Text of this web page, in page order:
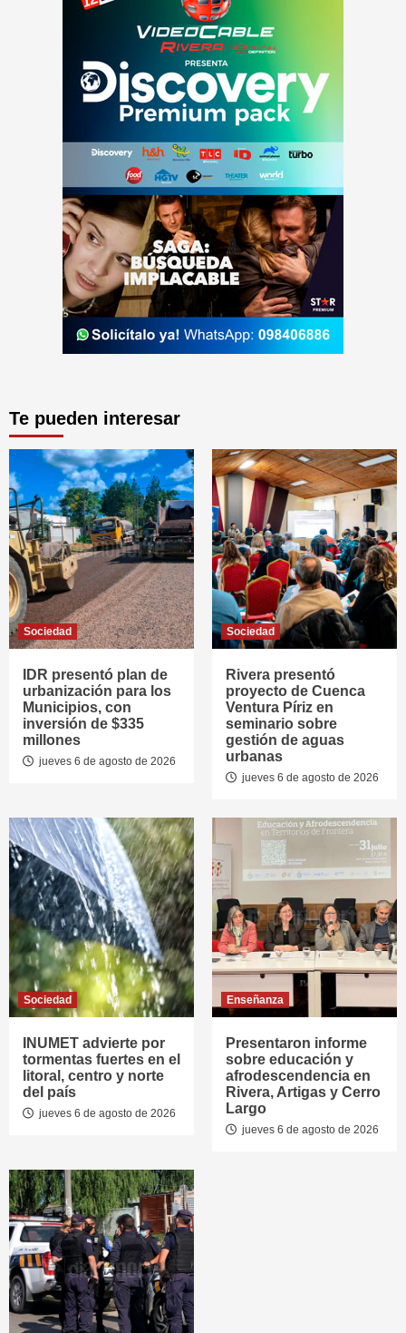
Te pueden interesar
Sociedad
IDR presentó plan de
urbanización para los
Municipios, con
inversión de $335
millones
jueves 6 de agosto de 2026
Sociedad
Rivera presentó
proyecto de Cuenca
Ventura Píriz en
seminario sobre
gestión de aguas
urbanas
jueves 6 de agosto de 2026
Sociedad
INUMET advierte por
tormentas fuertes en el
litoral, centro y norte
del país
jueves 6 de agosto de 2026
Enseñanza
Presentaron informe
sobre educación y
afrodescendencia en
Rivera, Artigas y Cerro
Largo
jueves 6 de agosto de 2026